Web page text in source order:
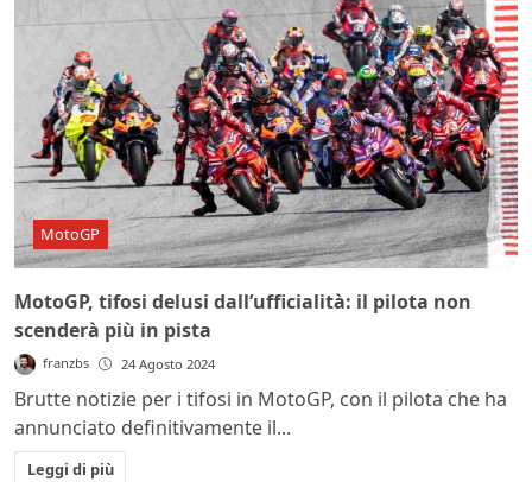
MotoGP
MotoGP, tifosi delusi dall’ufficialità: il pilota non
scenderà più in pista
franzbs 24 Agosto 2024
Brutte notizie per i tifosi in MotoGP, con il pilota che ha
annunciato definitivamente il...
Leggi di più